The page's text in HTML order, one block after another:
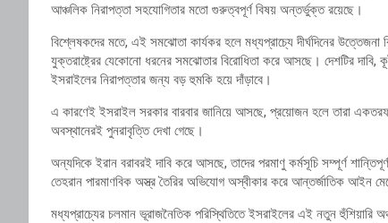
আঞ্চলিক নিরাপত্তা সহযোগিতার মতো গুরুত্বপূর্ণ বিষয় অন্তর্ভুক্ত রয়েছে।
বিশ্লেষকদের মতে, এই সমঝোতা কার্যকর হলে মধ্যপ্রাচ্যে দীর্ঘদিনের
যুক্তরাষ্ট্রের যেকোনো ধরনের সমঝোতার বিরোধিতা করে আসছে। দেশটির দাবি,
ইসরাইলের নিরাপত্তার জন্য বড় হুমকি হয়ে দাঁড়াবে।
এ কারণেই ইসরাইল সরকার বারবার জানিয়ে আসছে, প্রয়োজন হলে তারা
অবস্থানেরই পুনরাবৃত্তি দেখা গেছে।
অন্যদিকে ইরান বরাবরই দাবি করে আসছে, তাদের পরমাণু কর্মসূচি সম্পূর্ণ
তেহরান পারমাণবিক অস্ত্র তৈরির অভিযোগ অস্বীকার করে আন্তর্জাতিক আইন
মধ্যপ্রাচ্যের চলমান ভূরাজনৈতিক পরিস্থিতিতে ইসরাইলের এই নতুন হুঁশিয়ারি